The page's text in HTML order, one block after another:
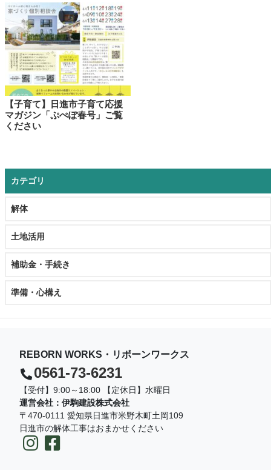
【子育て】日進市子育て応援
マガジン「ぷぺぽ春号」ご覧
ください
カテゴリ
解体
土地活用
補助金・手続き
準備・心構え
REBORN WORKS・リボーンワークス
0561-73-6231
【受付】9:00～18:00 【定休日】水曜日
運営会社：伊駒建設株式会社
〒470-0111 愛知県日進市米野木町土岡109
日進市の解体工事はおまかせください
無料見積依頼